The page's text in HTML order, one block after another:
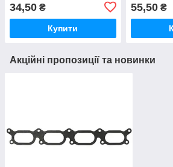
34,50 ₴
Купити
55,50₴
Акційні пропозиції та новинки